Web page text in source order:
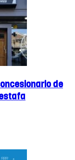
de